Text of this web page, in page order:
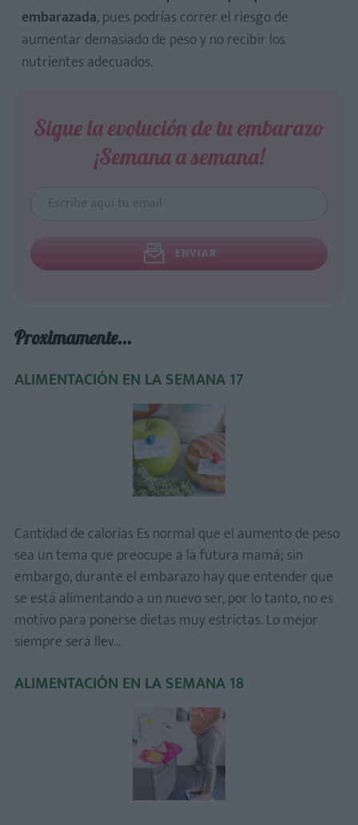
embarazada, pues podrías correr el riesgo de
aumentar demasiado de peso y no recibir los
nutrientes adecuados.
Sigue la evolución de tu embarazo
¡Semana a semana!
ENVIAR
Proximamente...
ALIMENTACIÓN EN LA SEMANA 17
Cantidad de calorías Es normal que el aumento de peso
sea un tema que preocupe a la futura mamá; sin
embargo, durante el embarazo hay que entender que
se está alimentando a un nuevo ser, por lo tanto, no es
motivo para ponerse dietas muy estrictas. Lo mejor
siempre será llev...
ALIMENTACIÓN EN LA SEMANA 18